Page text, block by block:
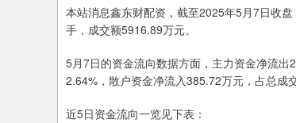
本站消息鑫东财配资，截至2025年5月7日收
手，成交额5916.89万元。
5月7日的资金流向数据方面，主力资金净流
2.64%，散户资金净流入385.72万元，占总成
近5日资金流向一览见下表：